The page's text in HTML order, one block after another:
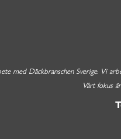
med Däckbranschen Sverige. Vi
Vårt fokus